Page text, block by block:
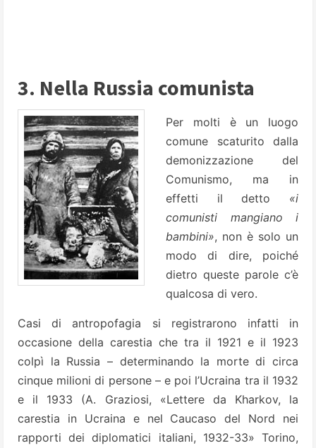
3. Nella Russia comunista
Per molti è un luogo
comune scaturito dalla
demonizzazione del
Comunismo, ma in
effetti il detto «i
comunisti mangiano i
bambini», non è solo un
modo di dire, poiché
dietro queste parole c’è
qualcosa di vero.
Casi di antropofagia si registrarono infatti in
occasione della carestia che tra il 1921 e il 1923
colpì la Russia – determinando la morte di circa
cinque milioni di persone – e poi l’Ucraina tra il 1932
e il 1933 (A. Graziosi, «Lettere da Kharkov, la
carestia in Ucraina e nel Caucaso del Nord nei
rapporti dei diplomatici italiani, 1932-33» Torino,